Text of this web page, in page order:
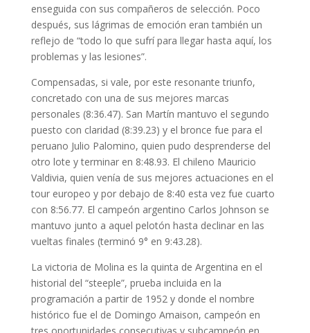
enseguida con sus compañeros de selección. Poco
después, sus lágrimas de emoción eran también un
reflejo de “todo lo que sufrí para llegar hasta aquí, los
problemas y las lesiones”.
Compensadas, si vale, por este resonante triunfo,
concretado con una de sus mejores marcas
personales (8:36.47). San Martín mantuvo el segundo
puesto con claridad (8:39.23) y el bronce fue para el
peruano Julio Palomino, quien pudo desprenderse del
otro lote y terminar en 8:48.93. El chileno Mauricio
Valdivia, quien venía de sus mejores actuaciones en el
tour europeo y por debajo de 8:40 esta vez fue cuarto
con 8:56.77. El campeón argentino Carlos Johnson se
mantuvo junto a aquel pelotón hasta declinar en las
vueltas finales (terminó 9° en 9:43.28).
La victoria de Molina es la quinta de Argentina en el
historial del “steeple”, prueba incluida en la
programación a partir de 1952 y donde el nombre
histórico fue el de Domingo Amaison, campeón en